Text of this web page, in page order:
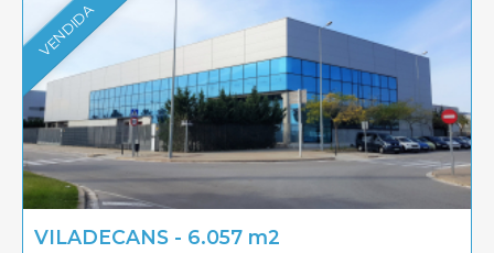
VENDIDA
VILADECANS - 6.057 m2